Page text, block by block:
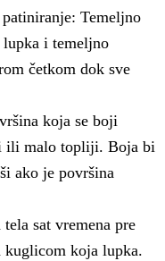
Temeljno
lupka i temeljno
četkom dok sve
koja se boji
ili malo topliji. Boja bi
ako je površina
sat vremena pre
kuglicom koja lupka.